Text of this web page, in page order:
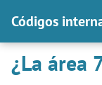
Códigos
¿La área